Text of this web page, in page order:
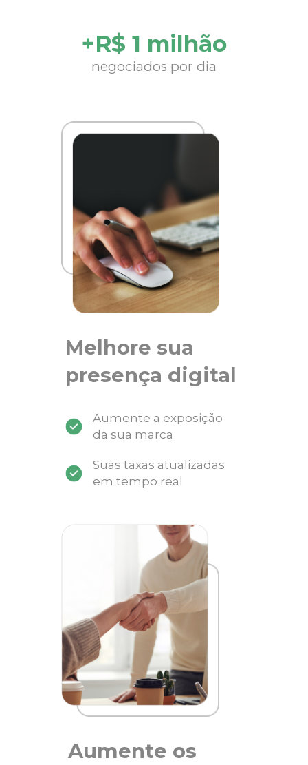
+R$ 1 milhão
negociados por dia
Melhore sua
presença digital
Aumente a exposição
da sua marca
Suas taxas atualizadas
em tempo real
Aumente os